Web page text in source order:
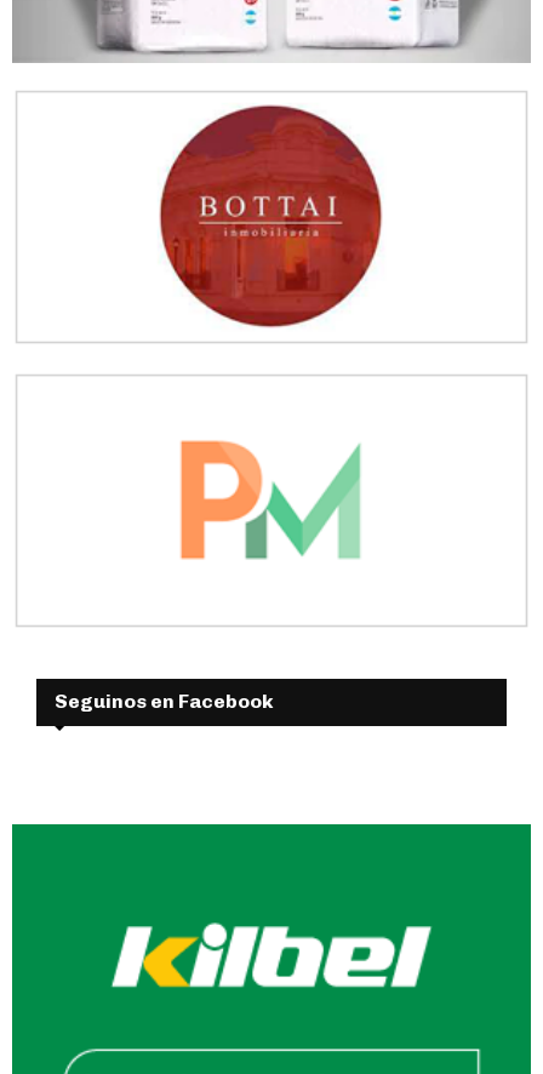
Seguinos en Facebook